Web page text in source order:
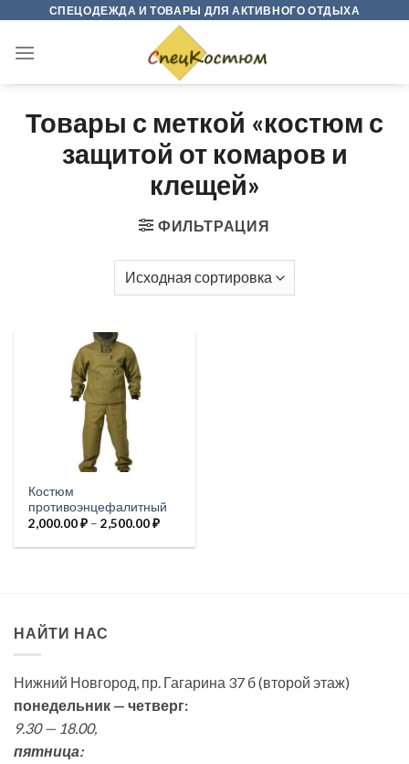
content
СПЕЦОДЕЖДА И ТОВАРЫ ДЛЯ АКТИВНОГО ОТДЫХА
Товары с меткой «костюм с
защитой от комаров и
клещей»
ФИЛЬТРАЦИЯ
Костюм
противоэнцефалитный
2,000.00₽ – 2,500.00₽Диапазон
2,000.00 ₽
НАЙТИ НАС
Нижний Новгород, пр. Гагарина 37 б (второй этаж)
понедельник — четверг:
9.30 — 18.00,
пятница: